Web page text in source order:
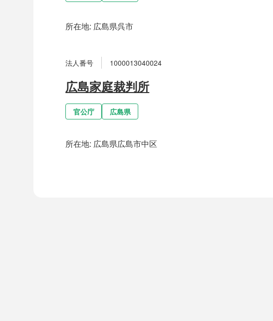
所在地: 広島県呉市
法人番号 1000013040024
広島家庭裁判所
官公庁 広島県
所在地: 広島県広島市中区